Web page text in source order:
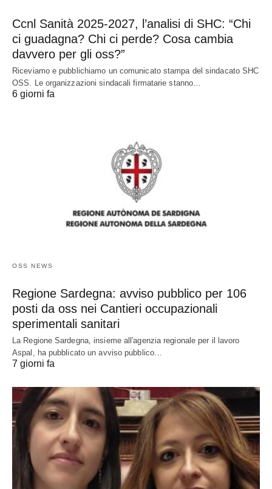
Ccnl Sanità 2025-2027, l’analisi di SHC: “Chi
ci guadagna? Chi ci perde? Cosa cambia
davvero per gli oss?”
Riceviamo e pubblichiamo un comunicato stampa del sindacato SHC
OSS. Le organizzazioni sindacali firmatarie stanno…
6 giorni fa
OSS NEWS
Regione Sardegna: avviso pubblico per 106
posti da oss nei Cantieri occupazionali
sperimentali sanitari
La Regione Sardegna, insieme all'agenzia regionale per il lavoro
Aspal, ha pubblicato un avviso pubblico…
7 giorni fa